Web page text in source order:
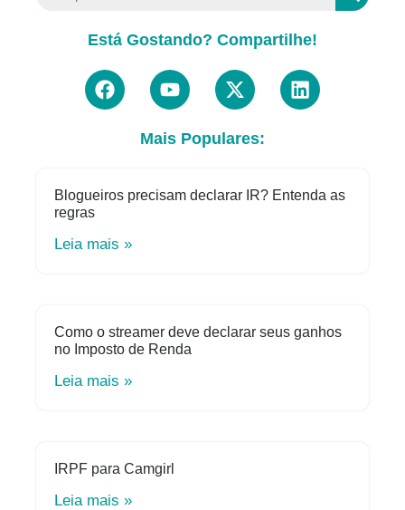
Está Gostando? Compartilhe!
Mais Populares:
Blogueiros precisam declarar IR? Entenda as
regras
Leia mais »
Como o streamer deve declarar seus ganhos
no Imposto de Renda
Leia mais »
IRPF para Camgirl
Leia mais »